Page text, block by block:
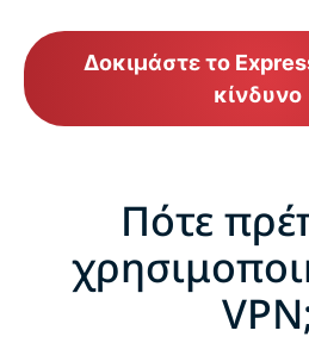
Δοκιμάστε το
κίνδυνο
Πότε